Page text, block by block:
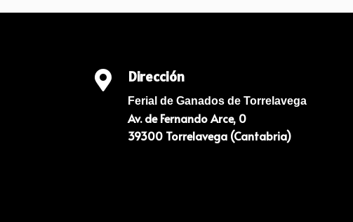
 Dirección
Ferial de Ganados de Torrelavega
Av. de Fernando Arce, 0
39300 Torrelavega (Cantabria)